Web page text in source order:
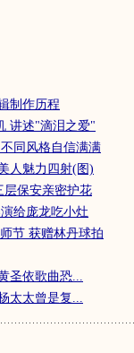
制作历程
讲述"滴泪之爱"
同风格自信满满
人魅力四射(图)
层保安亲密护花
给庞龙吃小灶
节 获赠林丹球拍
圣依歌曲恐...
太太曾是复...